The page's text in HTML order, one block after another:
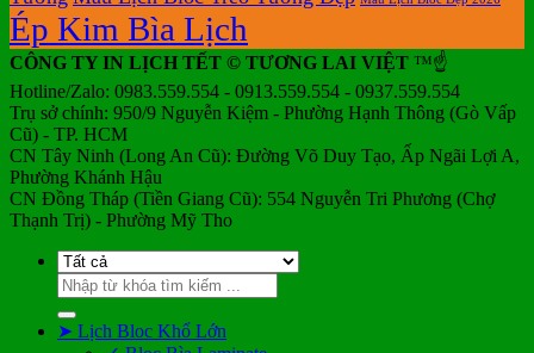
Ép Kim Bìa Lịch
CÔNG TY IN LỊCH TẾT © TƯƠNG LAI VIỆT ™☝️
Hotline/Zalo: 0983.559.554 - 0913.559.554 - 0937.559.554
Trụ sở chính: 950/9 Nguyễn Kiệm - Phường Hạnh Thông (Gò Vấp
Cũ) - TP. HCM
CN Tây Ninh (Long An Cũ): Đường Võ Duy Tạo, Ấp Ngãi Lợi A,
Phường Khánh Hậu
CN Đồng Tháp (Tiền Giang Cũ): 554 Nguyễn Tri Phương (Chợ
Thạnh Trị) - Phường Mỹ Tho
Tìm
kiếm:
➤ Lịch Bloc Khổ Lớn